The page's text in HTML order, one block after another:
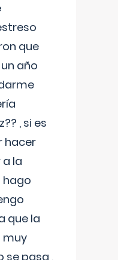
que
año
, si es
hacer
la
que la
muy
se pasa ,